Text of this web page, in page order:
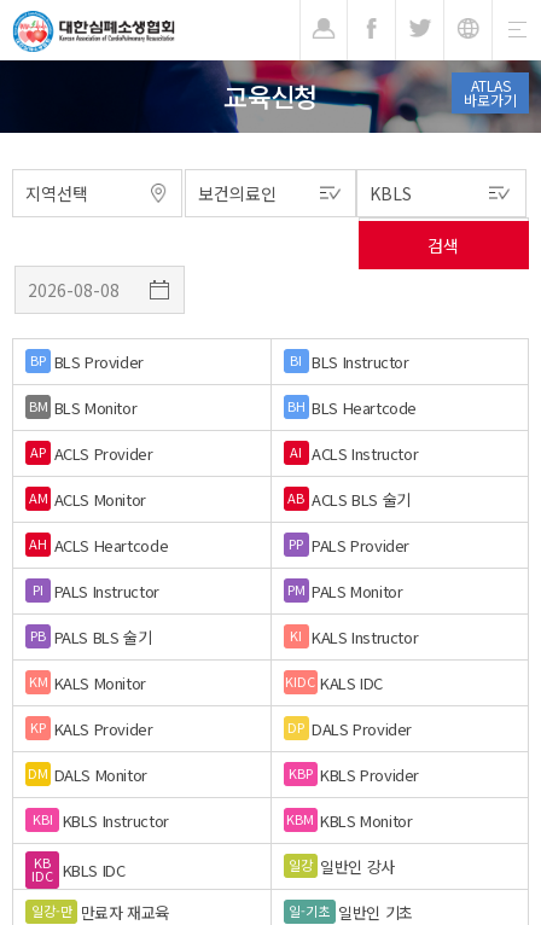
ATLAS
바로가기
교육신청
BP BLS Provider BI BLS Instructor
BM BLS Monitor BH BLS Heartcode
AP ACLS Provider AI ACLS Instructor
AM ACLS Monitor AB ACLS BLS 술기
AH ACLS Heartcode PP PALS Provider
PI PALS Instructor PM PALS Monitor
PB PALS BLS 술기 KI KALS Instructor
KM KALS Monitor KIDC KALS IDC
KP KALS Provider DP DALS Provider
DM DALS Monitor KBP KBLS Provider
KBI KBLS Instructor KBM KBLS Monitor
KB
IDC KBLS IDC 일강 일반인 강사
일강-만 만료자 재교육 일-기초 일반인 기초